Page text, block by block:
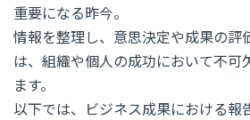
重要になる昨今。
情報を整理し、意思決定や成果の評
は、組織や個人の成功において不可
ます。
以下では、ビジネス成果における報